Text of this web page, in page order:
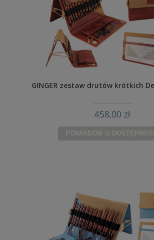
GINGER zestaw drutów krótkich
458,00 zł
POWIADOM O